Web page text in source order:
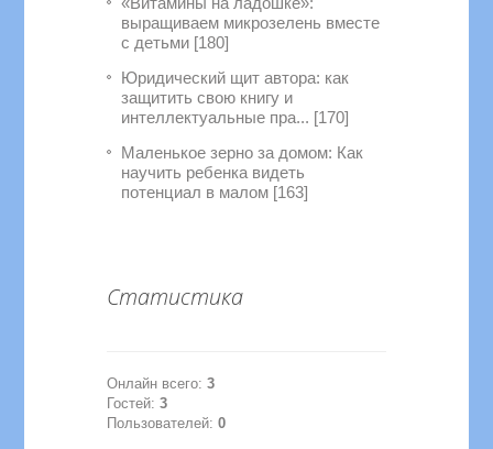
выращиваем микрозелень вместе
с детьми [180]
Юридический щит автора: как
защитить свою книгу и
интеллектуальные пра... [170]
Маленькое зерно за домом: Как
научить ребенка видеть
потенциал в малом [163]
Статистика
Онлайн всего:3
Гостей:3
Пользователей:0